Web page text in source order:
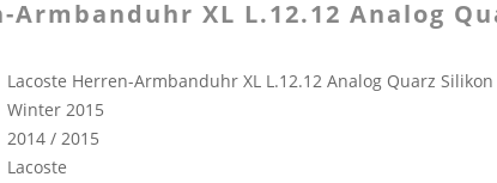
Armbanduhr XL L.12.12 Analog
Lacoste Herren-Armbanduhr XL L.12.12 Analog Quarz Silikon
Winter 2015
2014 / 2015
Lacoste